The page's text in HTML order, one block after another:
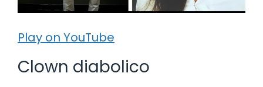
Play on YouTube
Clown diabolico